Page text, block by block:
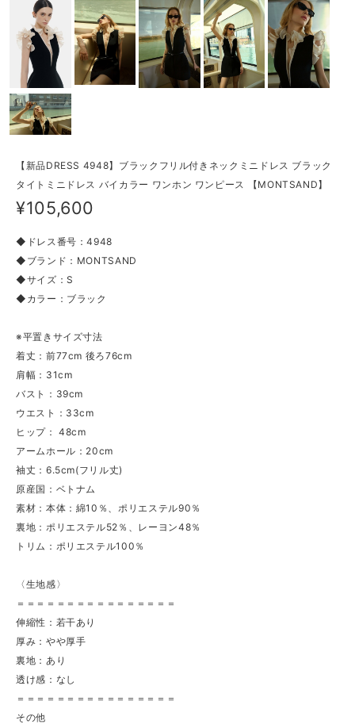
【新品DRESS 4948】ブラックフリル付きネックミニドレス ブラック
タイトミニドレス バイカラー ワンホン ワンピース 【MONTSAND】
¥105,600
◆ドレス番号：4948
◆ブランド：MONTSAND
◆サイズ：S
◆カラー：ブラック
※平置きサイズ寸法
着丈：前77cm 後ろ76cm
肩幅：31cm
バスト：39cm
ウエスト：33cm
ヒップ： 48cm
アームホール：20cm
袖丈：6.5cm(フリル丈)
原産国：ベトナム
素材：本体：綿10％、ポリエステル90％
裏地：ポリエステル52％、レーヨン48％
トリム：ポリエステル100％
〈生地感〉
＝＝＝＝＝＝＝＝＝＝＝＝＝＝＝＝
伸縮性：若干あり
厚み：やや厚手
裏地：あり
透け感：なし
＝＝＝＝＝＝＝＝＝＝＝＝＝＝＝＝
その他